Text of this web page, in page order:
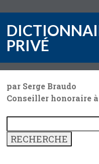
PRIVÉ
par Serge Braudo
Conseiller honoraire